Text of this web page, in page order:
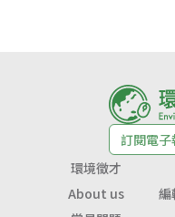
訂閱電子
環境徵才
About us
編